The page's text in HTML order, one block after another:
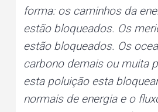
forma: os caminhos da
estão bloqueados. Os
estão bloqueados. Os
carbono demais ou muita
esta poluição esta
normais de energia e o